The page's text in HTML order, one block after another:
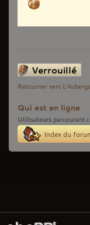
Sujet verrouillé
Retourner vers L'Auberge
Qui est en ligne
Utilisateurs parcourant
Index du